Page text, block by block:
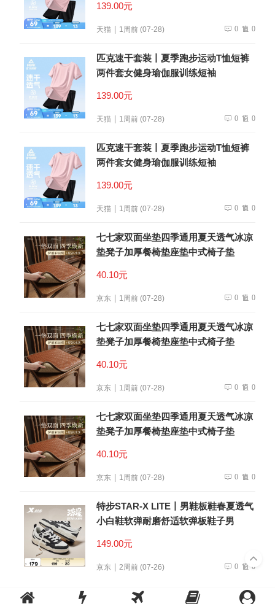
139.00元
天猫 1周前 (07-28) 0 0
匹克速干套装丨夏季跑步运动T恤短裤
两件套女健身瑜伽服训练短袖
139.00元
天猫 1周前 (07-28) 0 0
匹克速干套装丨夏季跑步运动T恤短裤
两件套女健身瑜伽服训练短袖
139.00元
天猫 1周前 (07-28) 0 0
七七家双面坐垫四季通用夏天透气冰凉
垫凳子加厚餐椅垫座垫中式椅子垫
40.10元
京东 1周前 (07-28) 0 0
七七家双面坐垫四季通用夏天透气冰凉
垫凳子加厚餐椅垫座垫中式椅子垫
40.10元
京东 1周前 (07-28) 0 0
七七家双面坐垫四季通用夏天透气冰凉
垫凳子加厚餐椅垫座垫中式椅子垫
40.10元
京东 1周前 (07-28) 0 0
特步STAR-X LITE丨男鞋板鞋春夏透气
小白鞋软弹耐磨舒适软弹板鞋子男
149.00元
京东 2周前 (07-26) 0 0